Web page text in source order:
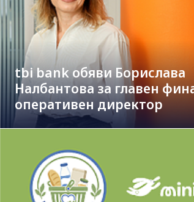
tbi bank обяви Борислава
Налбантова за главен
оперативен директор